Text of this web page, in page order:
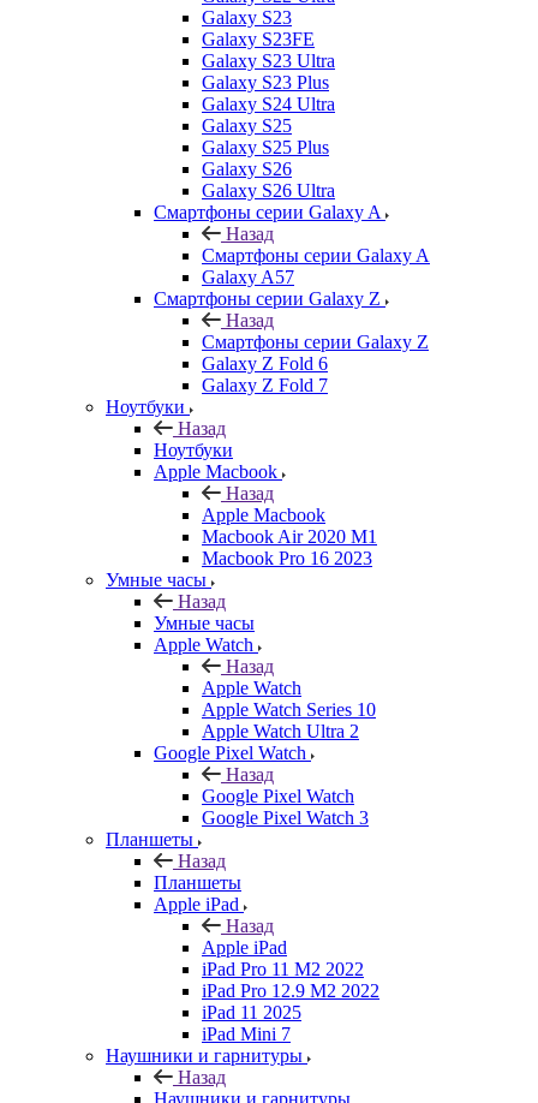
Galaxy S23
Galaxy S23FE
Galaxy S23 Ultra
Galaxy S23 Plus
Galaxy S24 Ultra
Galaxy S25
Galaxy S25 Plus
Galaxy S26
Galaxy S26 Ultra
Смартфоны серии Galaxy A
Назад
Смартфоны серии Galaxy A
Galaxy A57
Смартфоны серии Galaxy Z
Назад
Смартфоны серии Galaxy Z
Galaxy Z Fold 6
Galaxy Z Fold 7
Ноутбуки
Назад
Ноутбуки
Apple Macbook
Назад
Apple Macbook
Macbook Air 2020 M1
Macbook Pro 16 2023
Умные часы
Назад
Умные часы
Apple Watch
Назад
Apple Watch
Apple Watch Series 10
Apple Watch Ultra 2
Google Pixel Watch
Назад
Google Pixel Watch
Google Pixel Watch 3
Планшеты
Назад
Планшеты
Apple iPad
Назад
Apple iPad
iPad Pro 11 M2 2022
iPad Pro 12.9 M2 2022
iPad 11 2025
iPad Mini 7
Наушники и гарнитуры
Назад
Наушники и гарнитуры